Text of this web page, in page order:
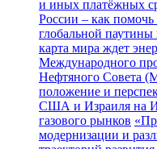
и иных платёжных
России – как
глобальной
карта мира ждет
Международного
Нефтяного Совета
положение и
США и Израиля на
газового рынков
модернизации и